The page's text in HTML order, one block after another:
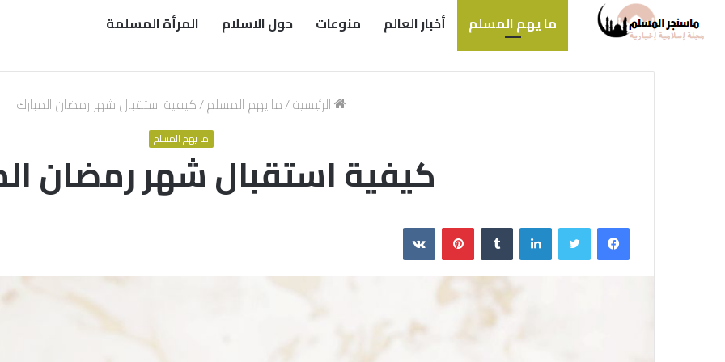
ما يهم المسلم أخبار العالم منوعات حول الاسلام المرأة المسلمة
الرئيسية/ما يهم المسلم/كيفية استقبال شهر رمضان المبارك
ما يهم المسلم
كيفية استقبال شهر رمضان
فيسبوكتويتر لينكدإن بينتيريست